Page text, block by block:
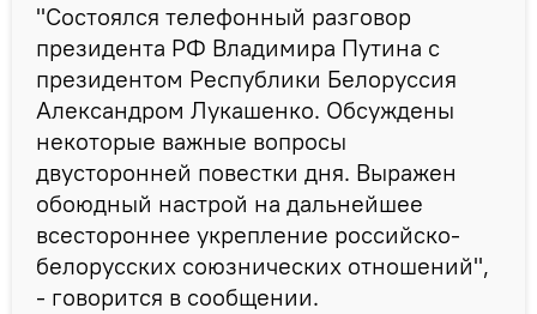
"Состоялся телефонный разговор
президента РФ Владимира Путина с
президентом Республики Белоруссия
Александром Лукашенко. Обсуждены
некоторые важные вопросы
двусторонней повестки дня. Выражен
обоюдный настрой на дальнейшее
всестороннее укрепление российско-
белорусских союзнических отношений",
- говорится в сообщении.